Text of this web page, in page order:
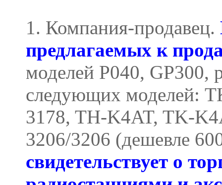
1. Компания-продавец.
предлагаемых к
моделей P040, GP300,
следующих моделей:
3178, TH-K4AT, TK-
3206/3206 (дешевле
свидетельствует о